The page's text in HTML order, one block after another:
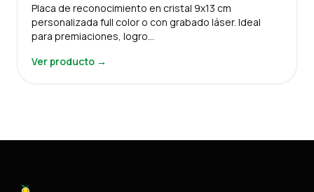
Placa de reconocimiento en cristal 9x13 cm
personalizada full color o con grabado láser. Ideal
para premiaciones, logro…
Ver producto →